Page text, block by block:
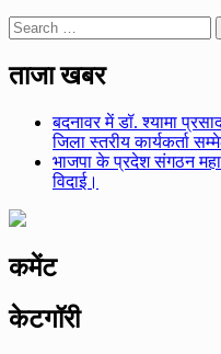
Search
for:
ताजा खबर
बदनावर में डॉ. श्यामा
जिला स्तरीय कार्यकर्ता
भाजपा के प्रदेश संगठन
विदाई।
कमेंट
केटगॉरी